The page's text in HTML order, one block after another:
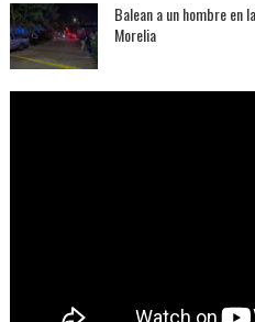
Balean a un hombre en
Morelia